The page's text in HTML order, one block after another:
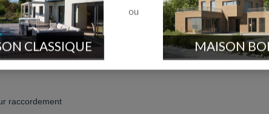
raccordement
CLASSIQUE
ou
MAISON